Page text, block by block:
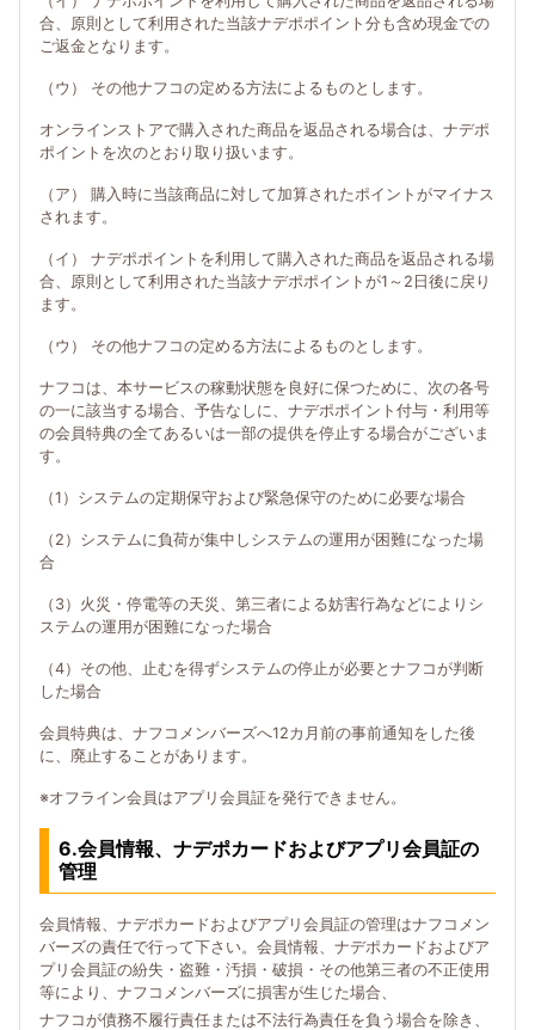
合、原則として利用された当該ナデポポイント分も含め現金での
ご返金となります。
（ウ） その他ナフコの定める方法によるものとします。
オンラインストアで購入された商品を返品される場合は、ナデポ
ポイントを次のとおり取り扱います。
（ア） 購入時に当該商品に対して加算されたポイントがマイナス
されます。
（イ） ナデポポイントを利用して購入された商品を返品される場
合、原則として利用された当該ナデポポイントが1～2日後に戻り
ます。
（ウ） その他ナフコの定める方法によるものとします。
ナフコは、本サービスの稼動状態を良好に保つために、次の各号
の一に該当する場合、予告なしに、ナデポポイント付与・利用等
の会員特典の全てあるいは一部の提供を停止する場合がございま
す。
（1）システムの定期保守および緊急保守のために必要な場合
（2）システムに負荷が集中しシステムの運用が困難になった場
合
（3）火災・停電等の天災、第三者による妨害行為などによりシ
ステムの運用が困難になった場合
（4）その他、止むを得ずシステムの停止が必要とナフコが判断
した場合
会員特典は、ナフコメンバーズへ12カ月前の事前通知をした後
に、廃止することがあります。
※オフライン会員はアプリ会員証を発行できません。
6.会員情報、ナデポカードおよびアプリ会員証の
管理
会員情報、ナデポカードおよびアプリ会員証の管理はナフコメン
バーズの責任で行って下さい。会員情報、ナデポカードおよびア
プリ会員証の紛失・盗難・汚損・破損・その他第三者の不正使用
等により、ナフコメンバーズに損害が生じた場合、
ナフコが債務不履行責任または不法行為責任を負う場合を除き、